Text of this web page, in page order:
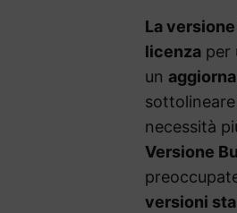
La
licenza per
un
necessità
Versione
versioni